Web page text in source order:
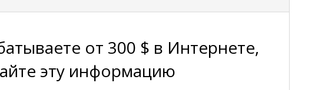
от 300 $ в Интернете,
эту информацию